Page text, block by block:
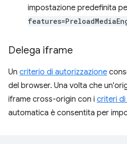
impostazione predefinita
Delega iframe
Un criterio di autorizzazione
del browser. Una volta che
iframe cross-origin con i criteri
automatica è consentita per